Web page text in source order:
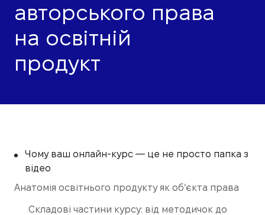
авторського права
на освітній
продукт
Чому ваш онлайн-курс — це не просто папка з
відео
Анатомія освітнього продукту як об’єкта права
Складові частини курсу: від методичок до